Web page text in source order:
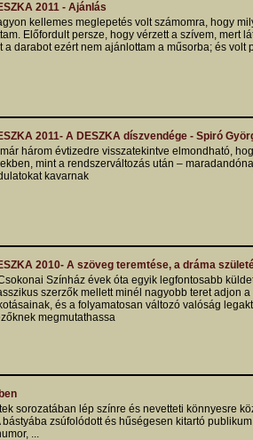
2011 - Ajánlás
kellemes meglepetés volt számomra, hogy
Előfordult persze, hogy vérzett a szívem, mert
a darabot ezért nem ajánlottam a műsorba; és volt
2011- A DESZKA díszvendége - Spiró
három évtizedre visszatekintve elmondható,
mint a rendszerváltozás után –
kavarnak
2010- A szöveg teremtése, a dráma
Színház évek óta egyik legfontosabb
szerzők mellett minél nagyobb teret adjon
és a folyamatosan változó valóság
megmutathassa
sorozatában lép színre és nevetteti könnyesre
bástyába zsúfolódott és hűségesen kitartó
...